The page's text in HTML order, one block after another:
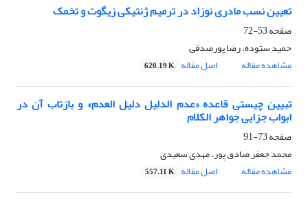
تعیین نسب مادری نوزاد در ترمیم ژنتیکی زیگوت و تخمک
صفحه53-72
حمید ستوده، رضا پورصدقی
مشاهده مقاله
اصل مقاله 620.19 K
تبیین چیستی قاعده «عدم الدلیل دلیل العدم» و بازتاب آن در
ابواب جزایی جواهر الکلام
صفحه73-91
محمد جعفر صادق پور، مهدی سعیدی
مشاهده مقاله
اصل مقاله 557.11 K